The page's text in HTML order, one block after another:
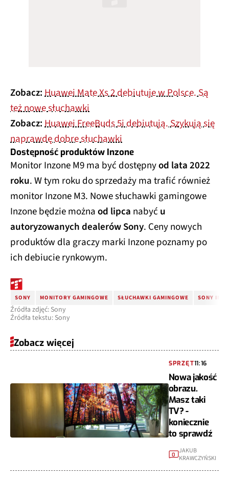
Zobacz:Huawei Mate Xs 2 debiutuje w Polsce. Są
też nowe słuchawki
Zobacz:Huawei FreeBuds 5i debiutują. Szykują się
naprawdę dobre słuchawki
Dostępność produktów Inzone
Monitor Inzone M9 ma być dostępnyod lata 2022
roku. W tym roku do sprzedaży ma trafić również
monitor Inzone M3. Nowe słuchawki gamingowe
Inzone będzie możnaod lipca nabyć u
autoryzowanych dealerów Sony. Ceny nowych
produktów dla graczy marki Inzone poznamy po
ich debiucie rynkowym.
SONY MONITORY GAMINGOWE SŁUCHAWKI GAMINGOWE SONY
Źródła zdjęć: Sony
Źródła tekstu: Sony
Zobacz więcej
SPRZĘT11:16
Nowa jakość
obrazu.
Masz taki
TV? -
koniecznie
to sprawdź
0 JAKUB
KRAWCZYŃSKI